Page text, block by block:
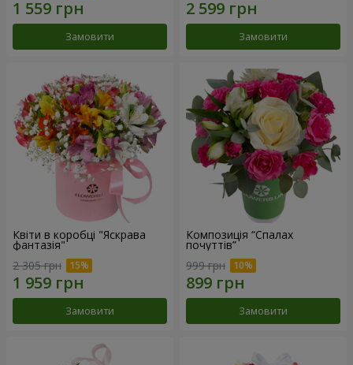
Замовити Замовити
Квіти в коробці "Яскрава
фантазія"
2 305 грн
Замовити
Композиція “Спалах
почуттів”
999 грн
Замовити